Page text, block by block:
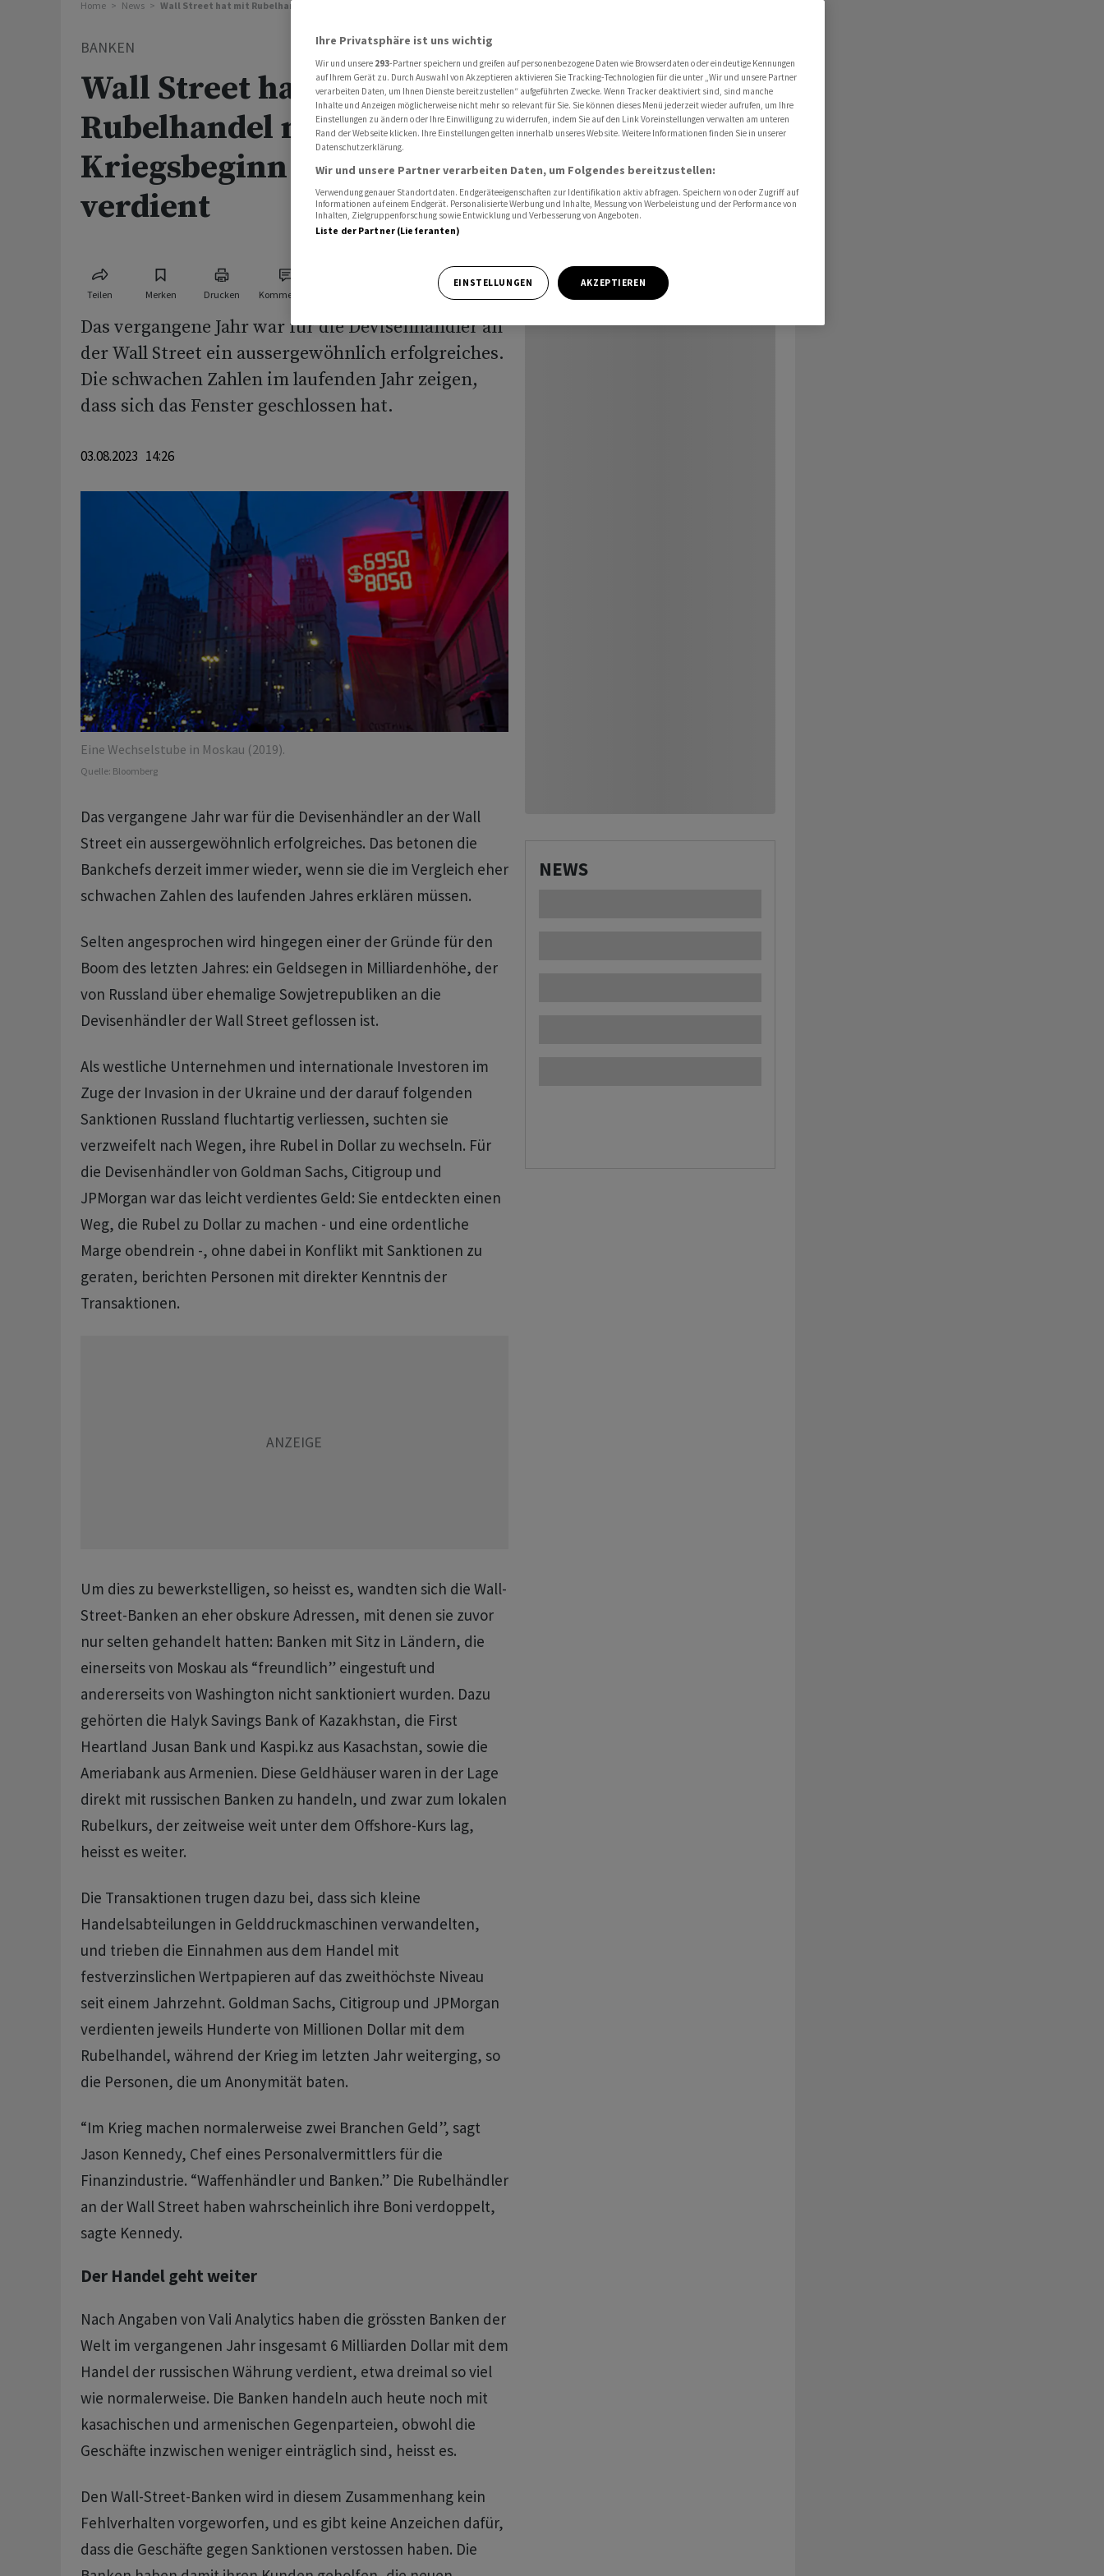
Home News Wall Street hat mit Rubelhandel nach Kriegsbeginn sehr gut verdient
BANKEN
Wall Street hat mit
Rubelhandel nach
Kriegsbeginn sehr gut
verdient
Teilen Merken Drucken Kommentare
Das vergangene Jahr war für die Devisenhändler an
der Wall Street ein aussergewöhnlich erfolgreiches.
Die schwachen Zahlen im laufenden Jahr zeigen,
dass sich das Fenster geschlossen hat.
03.08.2023 14:26
Eine Wechselstube in Moskau (2019).
Quelle: Bloomberg
Das vergangene Jahr war für die Devisenhändler an der Wall
Street ein aussergewöhnlich erfolgreiches. Das betonen die
Bankchefs derzeit immer wieder, wenn sie die im Vergleich eher
schwachen Zahlen des laufenden Jahres erklären müssen.
Selten angesprochen wird hingegen einer der Gründe für den
Boom des letzten Jahres: ein Geldsegen in Milliardenhöhe, der
von Russland über ehemalige Sowjetrepubliken an die
Devisenhändler der Wall Street geflossen ist.
Als westliche Unternehmen und internationale Investoren im
Zuge der Invasion in der Ukraine und der darauf folgenden
Sanktionen Russland fluchtartig verliessen, suchten sie
verzweifelt nach Wegen, ihre Rubel in Dollar zu wechseln. Für
die Devisenhändler von Goldman Sachs, Citigroup und
JPMorgan war das leicht verdientes Geld: Sie entdeckten einen
Weg, die Rubel zu Dollar zu machen - und eine ordentliche
Marge obendrein -, ohne dabei in Konflikt mit Sanktionen zu
geraten, berichten Personen mit direkter Kenntnis der
Transaktionen.
Um dies zu bewerkstelligen, so heisst es, wandten sich die Wall-
Street-Banken an eher obskure Adressen, mit denen sie zuvor
nur selten gehandelt hatten: Banken mit Sitz in Ländern, die
einerseits von Moskau als “freundlich” eingestuft und
andererseits von Washington nicht sanktioniert wurden. Dazu
gehörten die Halyk Savings Bank of Kazakhstan, die First
Heartland Jusan Bank und Kaspi.kz aus Kasachstan, sowie die
Ameriabank aus Armenien. Diese Geldhäuser waren in der Lage
direkt mit russischen Banken zu handeln, und zwar zum lokalen
Rubelkurs, der zeitweise weit unter dem Offshore-Kurs lag,
heisst es weiter.
Die Transaktionen trugen dazu bei, dass sich kleine
Handelsabteilungen in Gelddruckmaschinen verwandelten,
und trieben die Einnahmen aus dem Handel mit
festverzinslichen Wertpapieren auf das zweithöchste Niveau
seit einem Jahrzehnt. Goldman Sachs, Citigroup und JPMorgan
verdienten jeweils Hunderte von Millionen Dollar mit dem
Rubelhandel, während der Krieg im letzten Jahr weiterging, so
die Personen, die um Anonymität baten.
“Im Krieg machen normalerweise zwei Branchen Geld”, sagt
Jason Kennedy, Chef eines Personalvermittlers für die
Finanzindustrie. “Waffenhändler und Banken.” Die Rubelhändler
an der Wall Street haben wahrscheinlich ihre Boni verdoppelt,
sagte Kennedy.
Der Handel geht weiter
Nach Angaben von Vali Analytics haben die grössten Banken der
Welt im vergangenen Jahr insgesamt 6 Milliarden Dollar mit dem
Handel der russischen Währung verdient, etwa dreimal so viel
wie normalerweise. Die Banken handeln auch heute noch mit
kasachischen und armenischen Gegenparteien, obwohl die
Geschäfte inzwischen weniger einträglich sind, heisst es.
Den Wall-Street-Banken wird in diesem Zusammenhang kein
Fehlverhalten vorgeworfen, und es gibt keine Anzeichen dafür,
dass die Geschäfte gegen Sanktionen verstossen haben. Die
NEWS
Ihre Privatsphäre ist uns wichtig
Wir und unsere 293-Partner speichern und greifen auf personenbezogene Daten wie Browserdaten oder eindeutige Kennungen
auf Ihrem Gerät zu. Durch Auswahl von Akzeptieren aktivieren Sie Tracking-Technologien für die unter „Wir und unsere Partner
verarbeiten Daten, um Ihnen Dienste bereitzustellen“ aufgeführten Zwecke. Wenn Tracker deaktiviert sind, sind manche
Inhalte und Anzeigen möglicherweise nicht mehr so relevant für Sie. Sie können dieses Menü jederzeit wieder aufrufen, um Ihre
Einstellungen zu ändern oder Ihre Einwilligung zu widerrufen, indem Sie auf den Link Voreinstellungen verwalten am unteren
Rand der Webseite klicken. Ihre Einstellungen gelten innerhalb unseres Website. Weitere Informationen finden Sie in unserer
Datenschutzerklärung.
Wir und unsere Partner verarbeiten Daten, um Folgendes bereitzustellen:
Verwendung genauer Standortdaten. Endgeräteeigenschaften zur Identifikation aktiv abfragen. Speichern von oder Zugriff auf
Informationen auf einem Endgerät. Personalisierte Werbung und Inhalte, Messung von Werbeleistung und der Performance von
Inhalten, Zielgruppenforschung sowie Entwicklung und Verbesserung von Angeboten.
Liste der Partner (Lieferanten)
EINSTELLUNGEN AKZEPTIEREN